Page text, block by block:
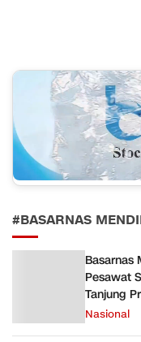
#BASARNAS
Basarnas
Pesawat
Tanjung
Nasional